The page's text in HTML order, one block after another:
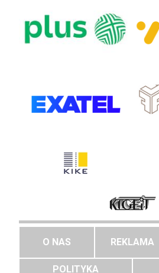
O NAS REKLAMA
POLITYKA